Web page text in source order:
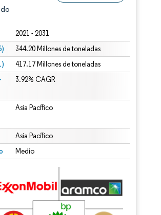
2021 - 2031
344.20 Millones de toneladas
417.17 Millones de toneladas
3.92% CAGR
Asia Pacífico
Asia Pacífico
Medio
requiere atribución según CC BY 4.0.